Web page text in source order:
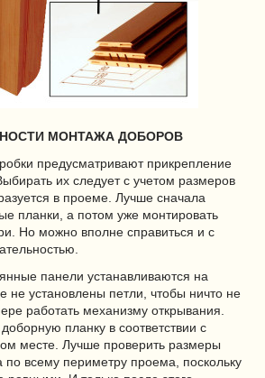
МОНТАЖА ДОБОРОВ
предусматривают прикрепление
их следует с учетом размеров
в проеме. Лучше сначала
планки, а потом уже монтировать
Но можно вполне справиться и с
панели устанавливаются на
не установлены петли, чтобы ничто не
работать механизму открывания.
планку в соответствии с
месте. Лучше проверить размеры
по всему периметру проема, поскольку